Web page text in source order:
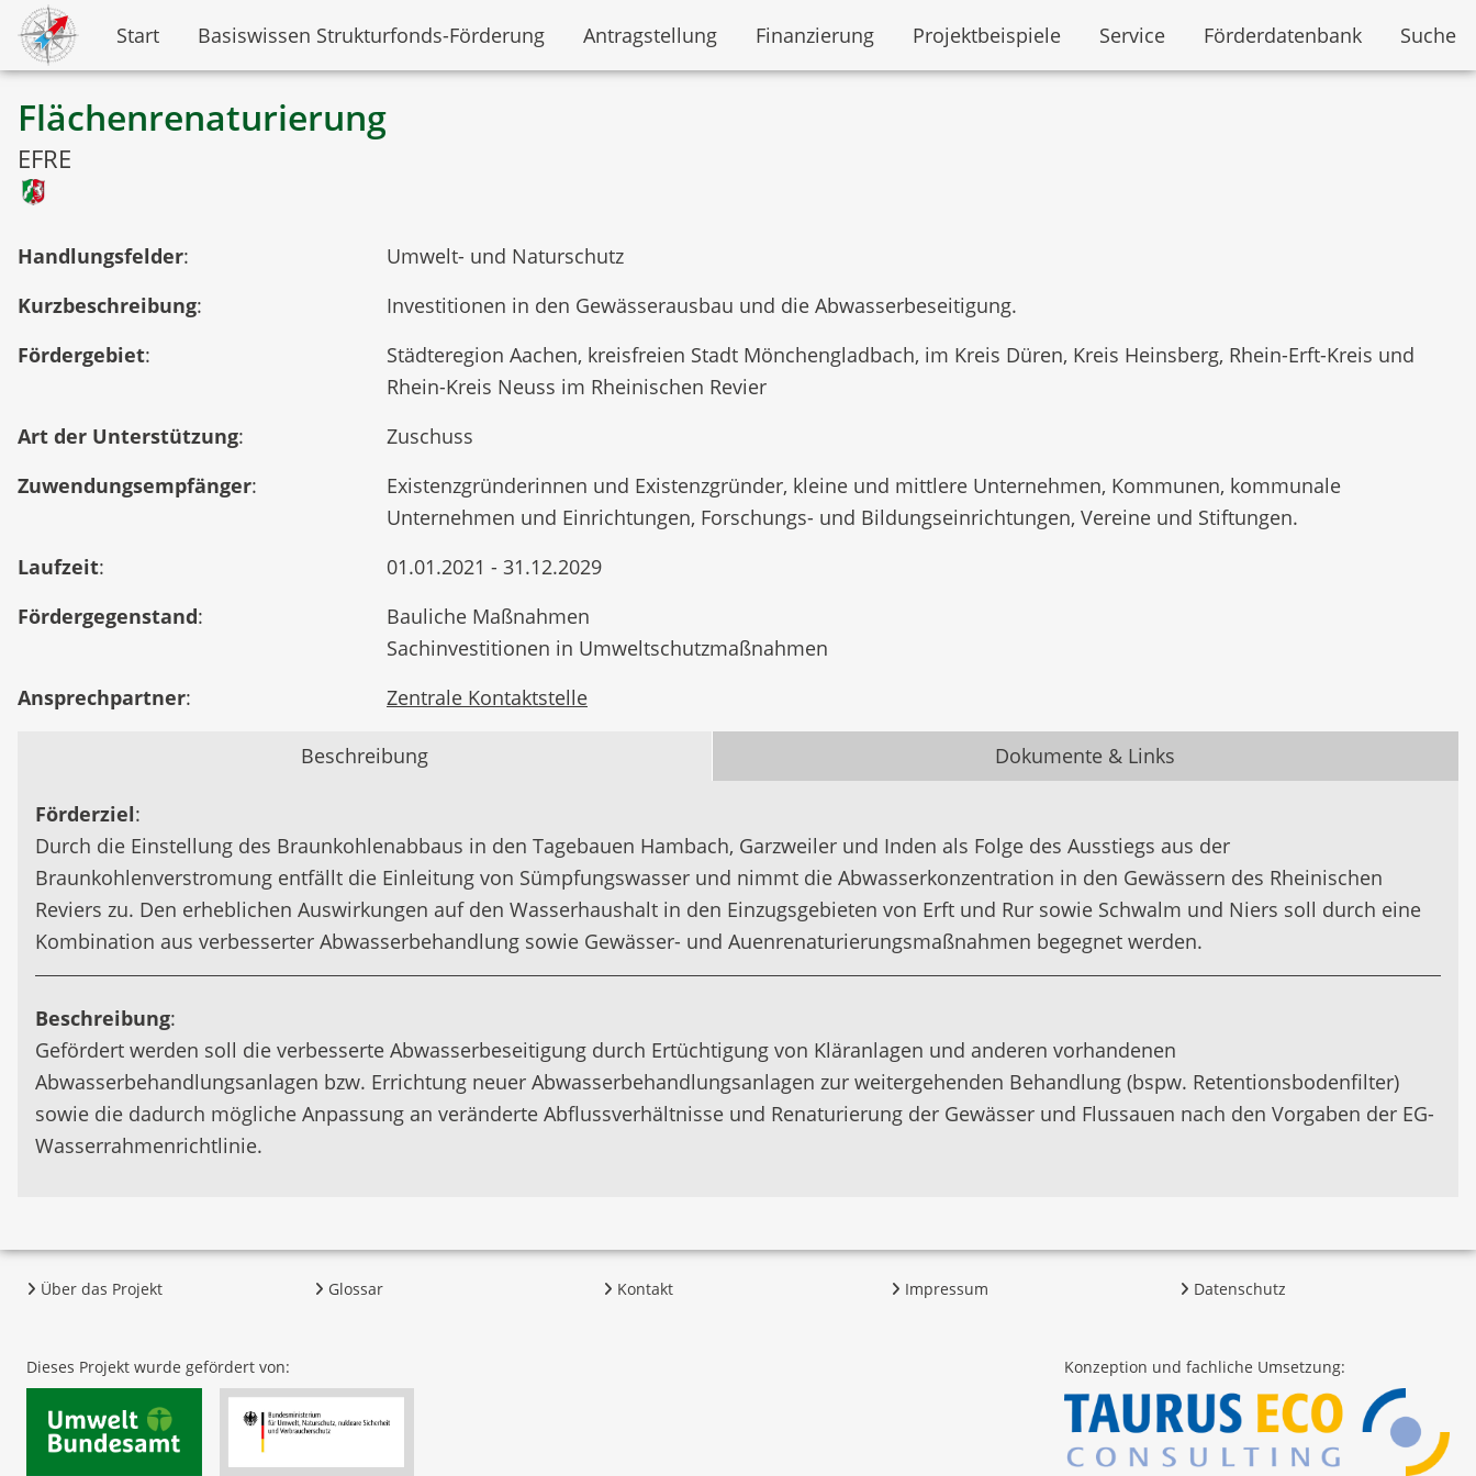
Start Basiswissen Strukturfonds-Förderung Antragstellung Finanzierung Projektbeispiele Service Förderdatenbank Suche
Flächenrenaturierung
EFRE
Handlungsfelder:
Umwelt- und Naturschutz
Kurzbeschreibung:
Investitionen in den Gewässerausbau und die Abwasserbeseitigung.
Fördergebiet:
Städteregion Aachen, kreisfreien Stadt Mönchengladbach, im Kreis Düren, Kreis Heinsberg, Rhein-Erft-Kreis und
Rhein-Kreis Neuss im Rheinischen Revier
Art der Unterstützung:
Zuschuss
Zuwendungsempfänger:
Existenzgründerinnen und Existenzgründer, kleine und mittlere Unternehmen, Kommunen, kommunale
Unternehmen und Einrichtungen, Forschungs- und Bildungseinrichtungen, Vereine und Stiftungen.
Laufzeit:
01.01.2021 - 31.12.2029
Fördergegenstand:
Bauliche Maßnahmen
Sachinvestitionen in Umweltschutzmaßnahmen
Ansprechpartner: Zentrale Kontaktstelle
Beschreibung Dokumente & Links
Förderziel:
Durch die Einstellung des Braunkohlenabbaus in den Tagebauen Hambach, Garzweiler und Inden als Folge des Ausstiegs aus der
Braunkohlenverstromung entfällt die Einleitung von Sümpfungswasser und nimmt die Abwasserkonzentration in den Gewässern des Rheinischen
Reviers zu. Den erheblichen Auswirkungen auf den Wasserhaushalt in den Einzugsgebieten von Erft und Rur sowie Schwalm und Niers soll durch eine
Kombination aus verbesserter Abwasserbehandlung sowie Gewässer- und Auenrenaturierungsmaßnahmen begegnet werden.
Beschreibung:
Gefördert werden soll die verbesserte Abwasserbeseitigung durch Ertüchtigung von Kläranlagen und anderen vorhandenen
Abwasserbehandlungsanlagen bzw. Errichtung neuer Abwasserbehandlungsanlagen zur weitergehenden Behandlung (bspw. Retentionsbodenfilter)
sowie die dadurch mögliche Anpassung an veränderte Abflussverhältnisse und Renaturierung der Gewässer und Flussauen nach den Vorgaben der EG-
Wasserrahmenrichtlinie.
Über das Projekt Glossar Kontakt Impressum Datenschutz
Dieses Projekt wurde gefördert von: Konzeption und fachliche Umsetzung: